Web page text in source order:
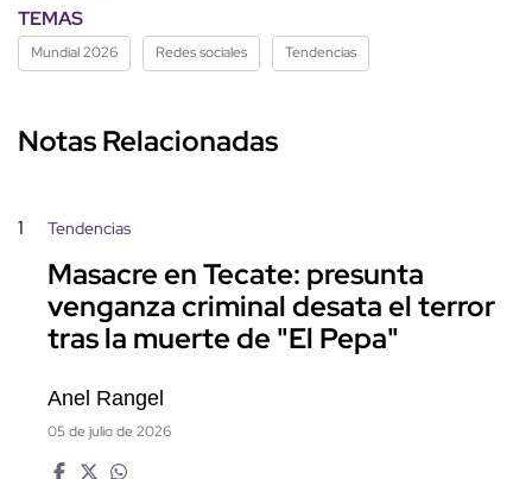
TEMAS
Mundial 2026 Redes sociales Tendencias
Notas Relacionadas
1 Tendencias
Masacre en Tecate: presunta
venganza criminal desata el terror
tras la muerte de "El Pepa"
Anel Rangel
05 de julio de 2026